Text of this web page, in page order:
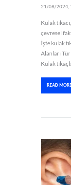
21/08/2024,
Kulak
çevresel
İşte kulak
Alanları
Kulak
READ